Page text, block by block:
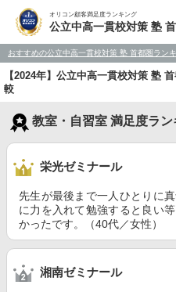
オリコン顧客満足度ランキング
公立中高一貫校対策 塾
おすすめの公立中高一貫校対策 塾 首都圏ラン
【2024年】公立中高一貫校対策 塾
較
教室・自習室 満足度ラン
栄光ゼミナール
先生が最後まで一人ひとりに
に力を入れて勉強すると良い
かったです。（40代／女性）
湘南ゼミナール